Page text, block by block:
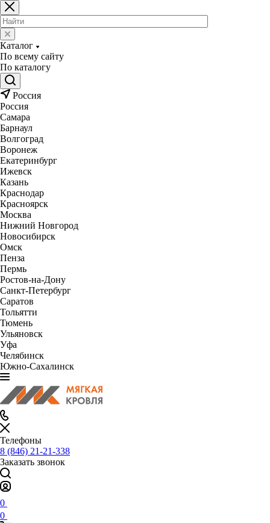
Каталог
По всему сайту
По каталогу
Россия
Россия
Самара
Барнаул
Волгоград
Воронеж
Екатеринбург
Ижевск
Казань
Краснодар
Красноярск
Москва
Нижний Новгород
Новосибирск
Омск
Пенза
Пермь
Ростов-на-Дону
Санкт-Петербург
Саратов
Тольятти
Тюмень
Ульяновск
Уфа
Челябинск
Южно-Сахалинск
Телефоны
8 (846) 21-21-338
Заказать звонок
0
0